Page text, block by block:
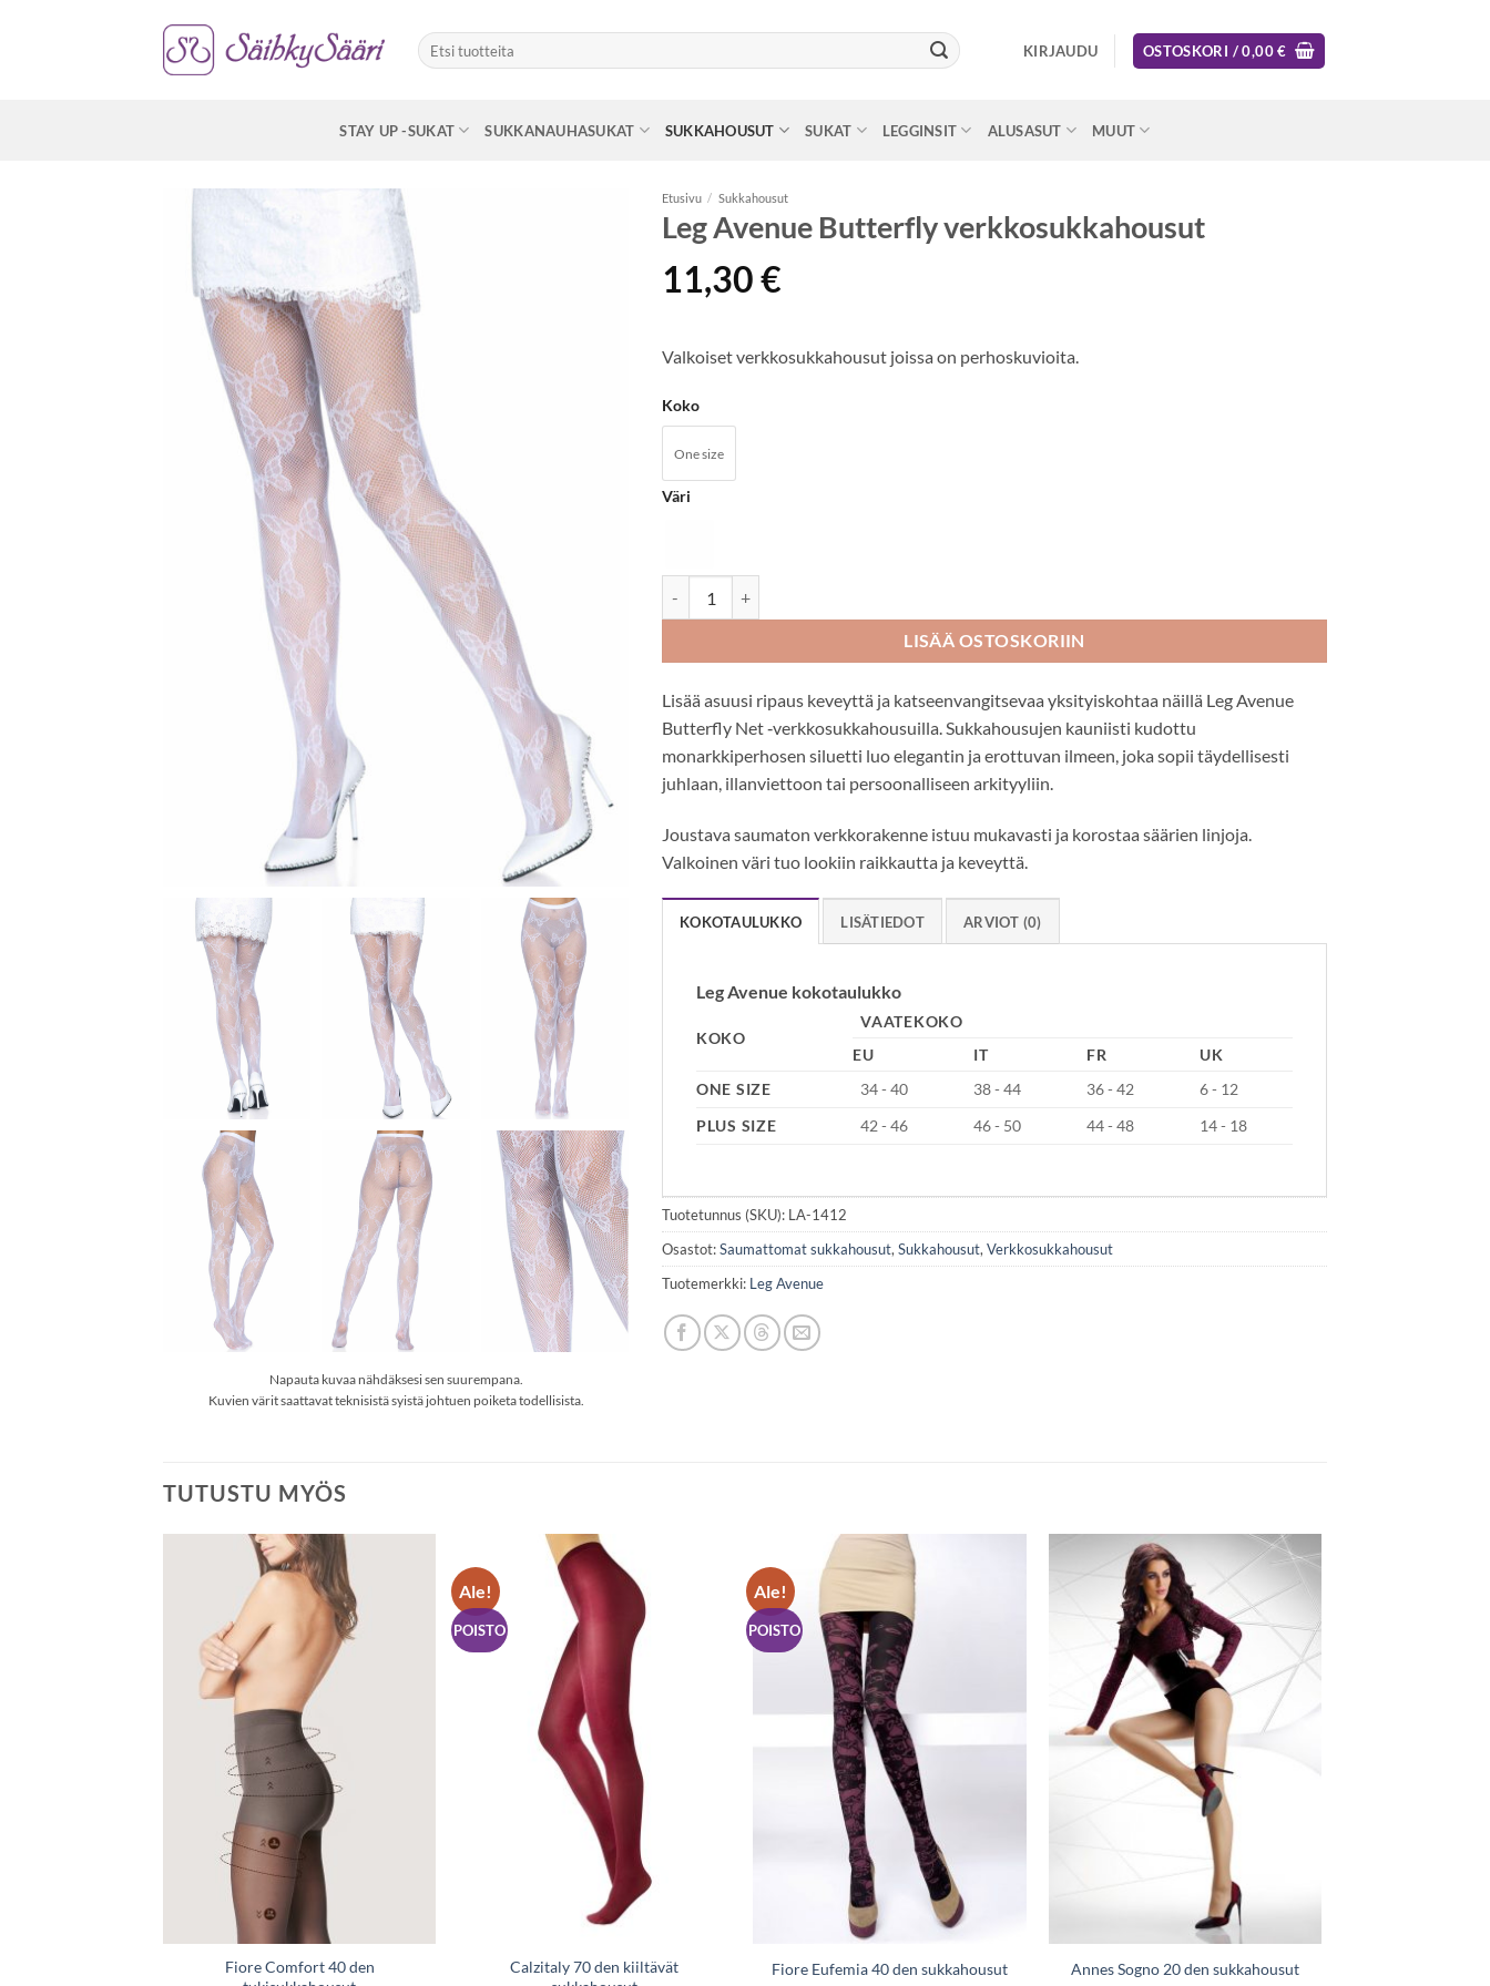
Etsi:
KIRJAUDU OSTOSKORI /0,00€
STAY UP -SUKAT SUKKANAUHASUKAT SUKKAHOUSUT SUKAT LEGGINSIT ALUSASUT MUUT
Napauta kuvaa nähdäksesi sen suurempana.
Kuvien värit saattavat teknisistä syistä johtuen poiketa todellisista.
Etusivu / Sukkahousut
Leg Avenue Butterfly verkkosukkahousut
11,30€
Valkoiset verkkosukkahousut joissa on perhoskuvioita.
Koko
One size
Väri
LISÄÄ OSTOSKORIIN
Lisää asuusi ripaus keveyttä ja katseenvangitsevaa yksityiskohtaa näillä Leg Avenue
Butterfly Net ‑verkkosukkahousuilla. Sukkahousujen kauniisti kudottu
monarkkiperhosen siluetti luo elegantin ja erottuvan ilmeen, joka sopii täydellisesti
juhlaan, illanviettoon tai persoonalliseen arkityyliin.
Joustava saumaton verkkorakenne istuu mukavasti ja korostaa säärien linjoja.
Valkoinen väri tuo lookiin raikkautta ja keveyttä.
KOKOTAULUKKO LISÄTIEDOT ARVIOT (0)
Leg Avenue kokotaulukko
KOKO
VAATEKOKO
EU
IT FR
UK
ONE SIZE
34 - 40 38 - 44 36 - 42
6 - 12
PLUS SIZE
42 - 46 46 - 50 44 - 48 14 - 18
Tuotetunnus (SKU): LA-1412
Osastot:Saumattomat sukkahousut,Sukkahousut,Verkkosukkahousut
Tuotemerkki: Leg Avenue
TUTUSTU MYÖS
toivelistaan
Fiore Comfort 40 den
Ale!
POISTO
Calzitaly 70 den kiiltävät
Ale!
POISTO
Fiore Eufemia 40 den sukkahousut
Lisää
toivelistaan
Annes Sogno 20 den sukkahousut